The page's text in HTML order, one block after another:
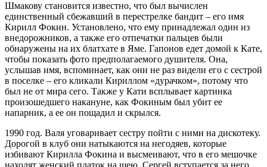
Шмакову становится известно, что был вычислен
единственный сбежавший в перестрелке бандит – его имя
Кирилл Фокин. Установлено, что ему принадлежал один из
внедорожников, а также его отпечатки пальцев были
обнаружены на их блатхате в Яме. Гапонов едет домой к Кате,
чтобы показать фото предполагаемого душителя. Она,
услышав имя, вспоминает, как они не раз видели его с сестрой
в поселке – его кликали Кириллом «дурачком», потому что
был не от мира сего. Также у Кати всплывает картинка
произошедшего накануне, как Фокиным был убит ее
напарник, а ее он пощадил и скрылся.
1990 год. Валя уговаривает сестру пойти с ними на дискотеку.
Дорогой в клуб они натыкаются на негодяев, которые
избивают Кирилла Фокина и высмеивают, что в его мешочке